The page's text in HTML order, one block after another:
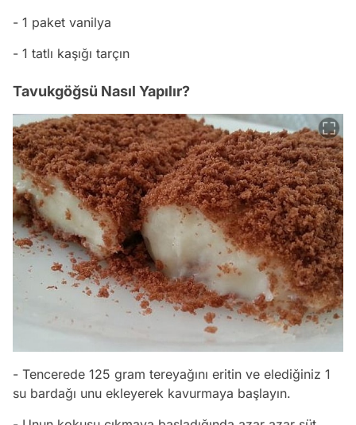
- 1 paket vanilya
- 1 tatlı kaşığı tarçın
Tavukgöğsü Nasıl Yapılır?
- Tencerede 125 gram tereyağını eritin ve elediğiniz 1
su bardağı unu ekleyerek kavurmaya başlayın.